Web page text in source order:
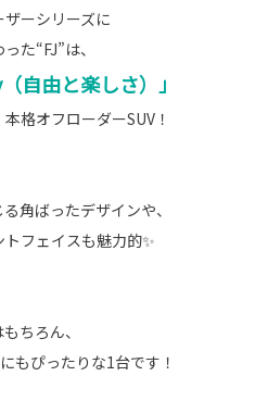
ーシリーズに
た“FJ”は、
自由と楽しさ）」
格オフローダーSUV！
角ばったデザインや、
フェイスも魅力的✨
ちろん、
もぴったりな1台です！